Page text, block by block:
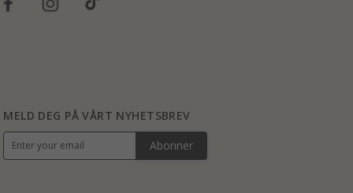
MELD DEG PÅ VÅRT NYHETSBREV
Abonner